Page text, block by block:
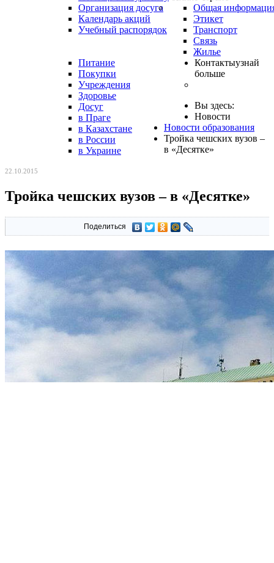
Организация досуга
Календарь акций
Учебный распорядок
Общая
Этикет
Транспорт
Связь
Жилье
Питание
Покупки
Учреждения
Здоровье
Досуг
Контактыузнай
больше
в Праге
в Казахстане
в России
в Украине
Вы здесь:
Новости
Новости образования
Тройка чешских вузов –
в «Десятке»
22.10.2015
Тройка чешских вузов – в «Десятке»
Поделиться